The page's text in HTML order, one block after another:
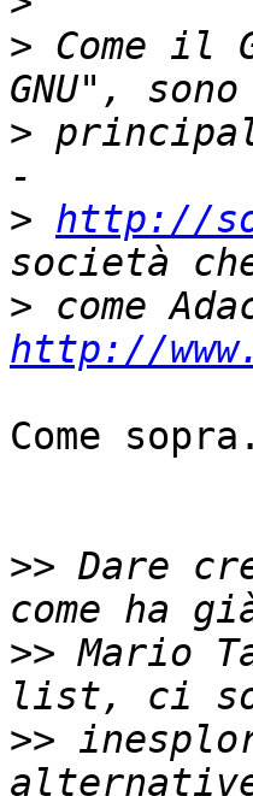
> Come il
>
> http://
>
http://
Come sopra.
>> Dare
>> Mario
>>